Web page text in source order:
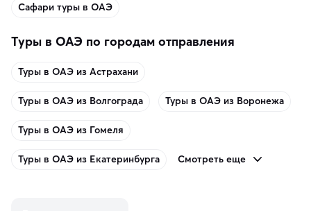
Сафари туры в ОАЭ
Туры в ОАЭ по городам отправления
Туры в ОАЭ из Астрахани
Туры в ОАЭ из Волгограда Туры в ОАЭ из Воронежа
Туры в ОАЭ из Гомеля
Туры в ОАЭ из Екатеринбурга Смотреть еще